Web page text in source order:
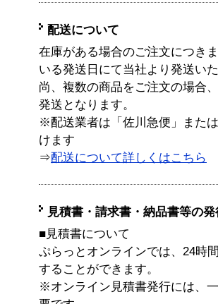
配送について
在庫がある場合のご注文につき
いる発送日にて当社より発送い
尚、複数の商品をご注文の場合
発送となります。
※配送業者は「佐川急便」また
けます
⇒配送について詳しくはこちら
見積書・請求書・納品書等の
■見積書について
ぷらっとオンラインでは、24時
することができます。
※オンライン見積書発行には、